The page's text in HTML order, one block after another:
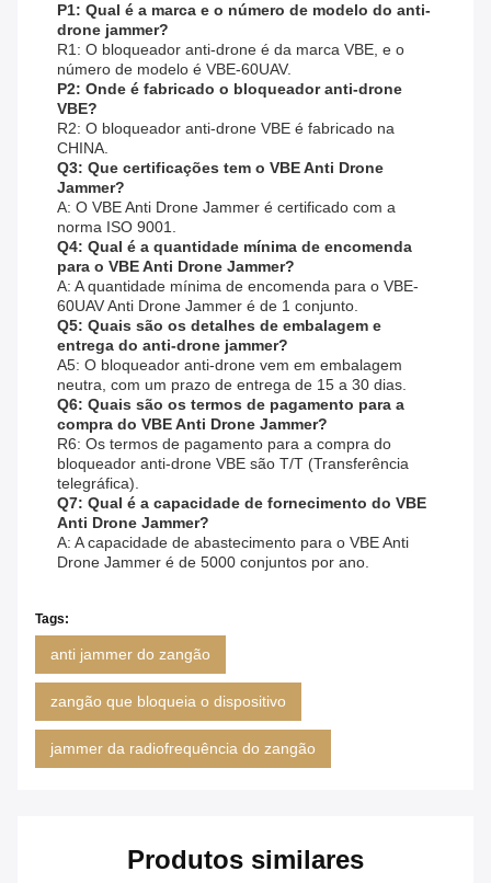
P1: Qual é a marca e o número de modelo do anti-
drone jammer?
R1: O bloqueador anti-drone é da marca VBE, e o
número de modelo é VBE-60UAV.
P2: Onde é fabricado o bloqueador anti-drone
VBE?
R2: O bloqueador anti-drone VBE é fabricado na
CHINA.
Q3: Que certificações tem o VBE Anti Drone
Jammer?
A: O VBE Anti Drone Jammer é certificado com a
norma ISO 9001.
Q4: Qual é a quantidade mínima de encomenda
para o VBE Anti Drone Jammer?
A: A quantidade mínima de encomenda para o VBE-
60UAV Anti Drone Jammer é de 1 conjunto.
Q5: Quais são os detalhes de embalagem e
entrega do anti-drone jammer?
A5: O bloqueador anti-drone vem em embalagem
neutra, com um prazo de entrega de 15 a 30 dias.
Q6: Quais são os termos de pagamento para a
compra do VBE Anti Drone Jammer?
R6: Os termos de pagamento para a compra do
bloqueador anti-drone VBE são T/T (Transferência
telegráfica).
Q7: Qual é a capacidade de fornecimento do VBE
Anti Drone Jammer?
A: A capacidade de abastecimento para o VBE Anti
Drone Jammer é de 5000 conjuntos por ano.
Tags:
anti jammer do zangão
zangão que bloqueia o dispositivo
jammer da radiofrequência do zangão
Produtos similares